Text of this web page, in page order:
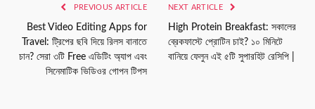
PREVIOUS ARTICLE
Best Video Editing Apps for
Travel: ট্রিপের ছবি দিয়ে রিলস বানাতে
চান? সেরা ৩টি Free এডিটিং অ্যাপ এবং
সিনেমাটিক ভিডিওর গোপন টিপস
NEXT ARTICLE
High Protein Breakfast: সকালের
ব্রেকফাস্টে প্রোটিন চাই? ১০ মিনিটে
বানিয়ে ফেলুন এই ৫টি সুপারহিট রেসিপি |